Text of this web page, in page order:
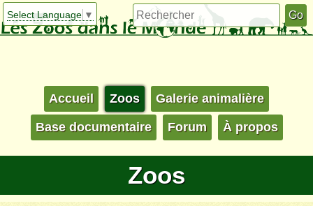
Select Language ▼
Accueil Zoos Galerie animalière
Base documentaire Forum À propos
Zoos